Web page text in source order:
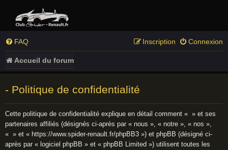
FAQ Connexion
Inscription
Accueil du forum
- Politique de confidentialité
Cette politique de confidentialité explique en détail comment « » et ses
partenaires affiliés (désignés ci-après par « nous », « notre », « nos »,
« » et « https://www.spider-renault.fr/phpBB3 ») et phpBB (désigné ci-
après par « logiciel phpBB » et « phpBB Limited ») utilisent toutes les